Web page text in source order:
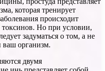
которая тренирует
происходит
Но при условии,
задуматься о том, а не
ваш организм.
двумя